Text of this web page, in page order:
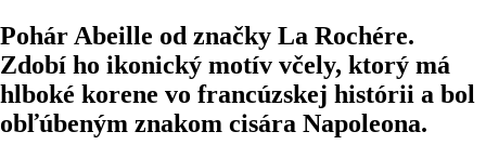
Pohár Abeille od značky La Rochére.
Zdobí ho ikonický motív včely, ktorý má
hlboké korene vo francúzskej histórii a bol
obľúbeným znakom cisára Napoleona.